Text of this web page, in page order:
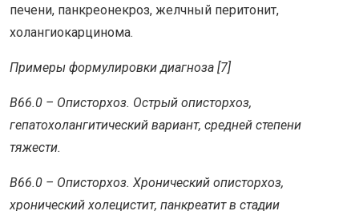
печени, панкреонекроз, желчный перитонит,
холангиокарцинома.
Примеры формулировки диагноза [7]
B66.0 – Описторхоз. Острый описторхоз,
гепатохолангитический вариант, средней степени
тяжести.
B66.0 – Описторхоз. Хронический описторхоз,
хронический холецистит, панкреатит в стадии